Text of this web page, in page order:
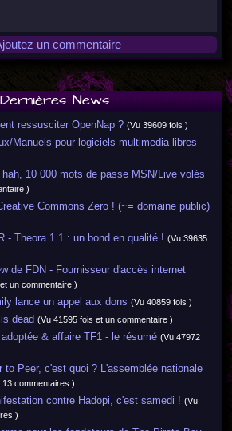
un commentaire
News
ressusciter OpenNap ? (Vu 39609 fois )
Manuels pour logiciels multimedia libres
10 000 mots de passe MSN/Live volés
)
Commons Zero ! (~= domaine public)
- Theora 1.1 : un bond en qualité ! (Vu 39635
de FDN - Fournisseur d'accès internet
un commentaire )
lance un appel aux dons (Vu 40859 fois )
dead (Vu 41595 fois et un commentaire )
& affaire TF1 - le résumé (Vu 47972
to Peer, c'est quoi ? L'assemblée nationale
commentaires )
contre Hadopi, c'est samedi ! (Vu
)